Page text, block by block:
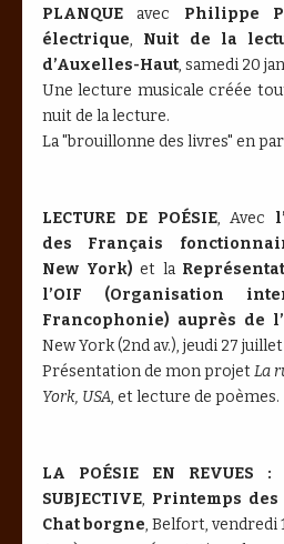
PLANQUE avec Philippe
électrique, Nuit de la
d’Auxelles-Haut, samedi 20
Une lecture musicale créée
nuit de la lecture.
La "brouillonne des livres" en
LECTURE DE POÉSIE, Avec
des Français
New York) et la
l’OIF (Organisation
Francophonie) auprès de
New York (2nd av.), jeudi 27 juillet
Présentation de mon projetLa
York, USA, et lecture de poèmes.
LA POÉSIE EN REVUES :
SUBJECTIVE, Printemps des
Chat borgne, Belfort, vendredi